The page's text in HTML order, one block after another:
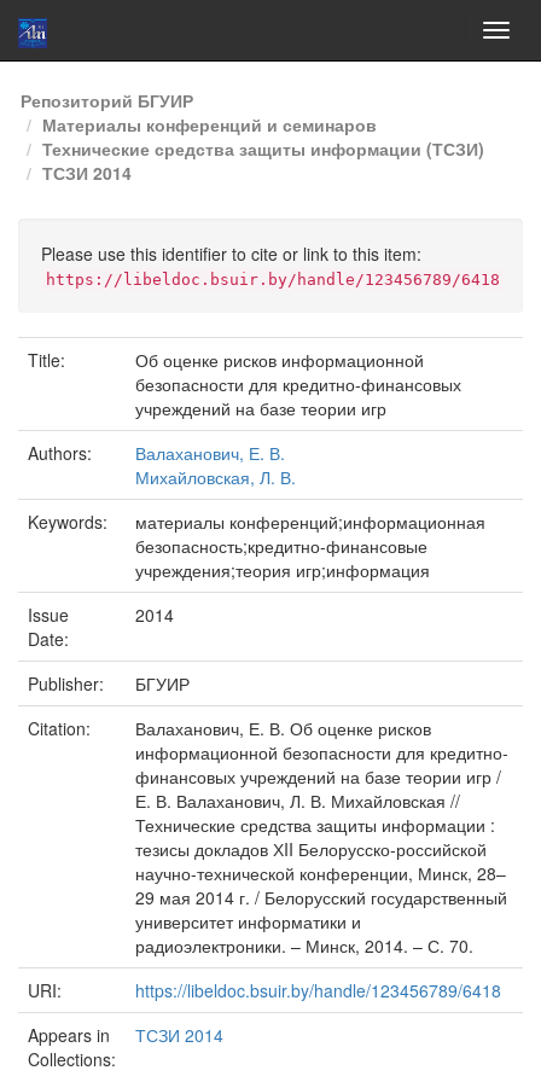
Skip
navigation
Репозиторий БГУИР
Материалы конференций и семинаров
Технические средства защиты информации (ТСЗИ)
ТСЗИ 2014
Please use this identifier to cite or link to this item:
https://libeldoc.bsuir.by/handle/123456789/6418
Title:
Об оценке рисков информационной
безопасности для кредитно-финансовых
учреждений на базе теории игр
Authors:
Валаханович, Е. В.
Михайловская, Л. В.
Keywords:
материалы конференций;информационная
безопасность;кредитно-финансовые
учреждения;теория игр;информация
Issue
Date:
2014
Publisher:
БГУИР
Citation:
Валаханович, Е. В. Об оценке рисков
информационной безопасности для кредитно-
финансовых учреждений на базе теории игр /
Е. В. Валаханович, Л. В. Михайловская //
Технические средства защиты информации :
тезисы докладов ХII Белорусско-российской
научно-технической конференции, Минск, 28–
29 мая 2014 г. / Белорусский государственный
университет информатики и
радиоэлектроники. – Минск, 2014. – С. 70.
URI:
https://libeldoc.bsuir.by/handle/123456789/6418
Appears in
Collections:
ТСЗИ 2014